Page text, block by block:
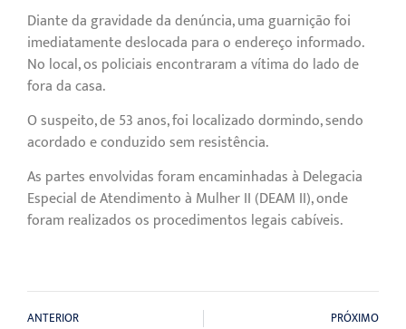
Diante da gravidade da denúncia, uma guarnição foi
imediatamente deslocada para o endereço informado.
No local, os policiais encontraram a vítima do lado de
fora da casa.
O suspeito, de 53 anos, foi localizado dormindo, sendo
acordado e conduzido sem resistência.
As partes envolvidas foram encaminhadas à Delegacia
Especial de Atendimento à Mulher II (DEAM II), onde
foram realizados os procedimentos legais cabíveis.
ANTERIOR PRÓXIMO